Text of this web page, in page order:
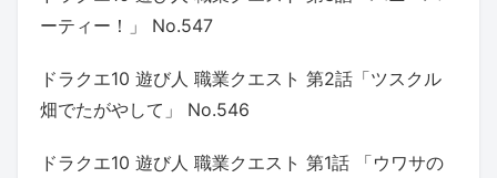
ーティー！」 No.547
ドラクエ10 遊び人 職業クエスト 第2話「ツスクル
畑でたがやして」 No.546
ドラクエ10 遊び人 職業クエスト 第1話 「ウワサの